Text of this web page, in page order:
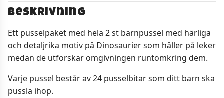
Beskrivning
Ett pusselpaket med hela 2 st barnpussel med härliga
och detaljrika motiv på Dinosaurier som håller på leker
medan de utforskar omgivningen runtomkring dem.
Varje pussel består av 24 pusselbitar som ditt barn ska
pussla ihop.